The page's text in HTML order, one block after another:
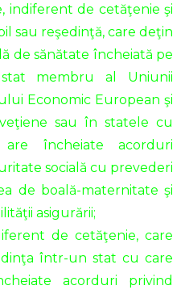
indiferent de cetăţenie şi
sau reşedinţă, care deţin
de sănătate încheiată pe
membru al Uniunii
Economic European şi
sau în statele cu
are încheiate acorduri
socială cu prevederi
de boală-maternitate şi
asigurării;
de cetăţenie, care
într-un stat cu care
acorduri privind